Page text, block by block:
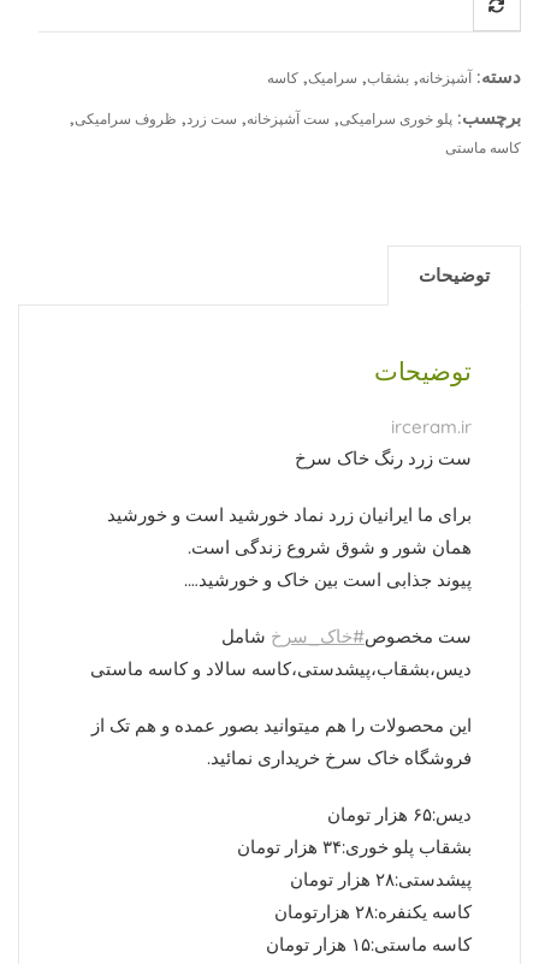
دسته:آشپزخانه, بشقاب, سرامیک, کاسه
برچسب: پلو خوری سرامیکی, ست آشپزخانه, ست زرد, ظروف سرامیکی,
کاسه ماستی
توضیحات
توضیحات
irceram.ir
ست زرد رنگ خاک سرخ
برای ما ایرانیان زرد نماد خورشید است و خورشید
همان شور و شوق شروع زندگی است.
پیوند جذابی است بین خاک و خورشید….
ست مخصوص#خاک_سرخ شامل
دیس،بشقاب،پیشدستی،کاسه سالاد و کاسه ماستی
این محصولات را هم میتوانید بصور عمده و هم تک از
فروشگاه خاک سرخ خریداری نمائید.
دیس:۶۵ هزار تومان
بشقاب پلو خوری:۳۴ هزار تومان
پیشدستی:۲۸ هزار تومان
کاسه یکنفره:۲۸ هزارتومان
کاسه ماستی:۱۵ هزار تومان